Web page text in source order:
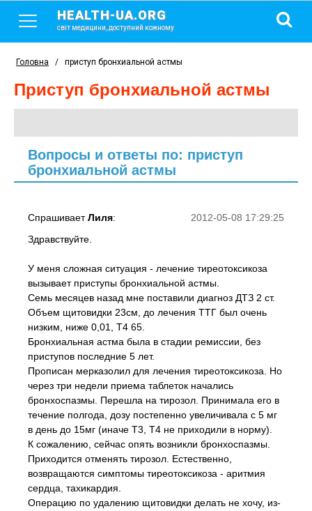
HEALTH-UA.ORG
світ медицини, доступний кожному
Головна / приступ бронхиальной астмы
приступ бронхиальной астмы
Вопросы и ответы по: приступ
бронхиальной астмы
2012-05-08 17:29:25
СпрашиваетЛиля:
Здравствуйте.
У меня сложная ситуация - лечение тиреотоксикоза
вызывает приступы бронхиальной астмы.
Семь месяцев назад мне поставили диагноз ДТЗ 2 ст.
Объем щитовидки 23см, до лечения ТТГ был очень
низким, ниже 0,01, Т4 65.
Бронхиальная астма была в стадии ремиссии, без
приступов последние 5 лет.
Прописан мерказолил для лечения тиреотоксикоза. Но
через три недели приема таблеток начались
бронхоспазмы. Перешла на тирозол. Принимала его в
течение полгода, дозу постепенно увеличивала с 5 мг
в день до 15мг (иначе Т3, Т4 не приходили в норму).
К сожалению, сейчас опять возникли бронхоспазмы.
Приходится отменять тирозол. Естественно,
возвращаются симптомы тиреотоксикоза - аритмия
сердца, тахикардия.
Операцию по удалению щитовидки делать не хочу, из-